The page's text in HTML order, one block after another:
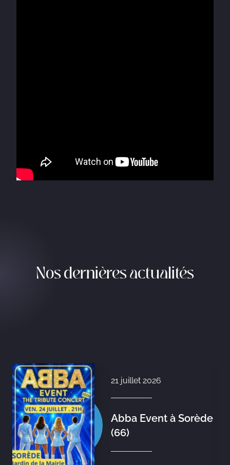
Nos dernières actualités
21 juillet 2026
Abba Event à Sorède
(66)